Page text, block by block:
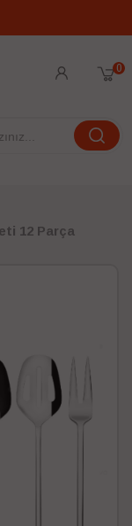
0
12 Parça